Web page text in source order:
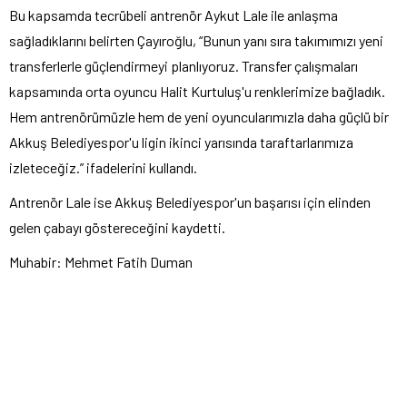
Bu kapsamda tecrübeli antrenör Aykut Lale ile anlaşma
sağladıklarını belirten Çayıroğlu, “Bunun yanı sıra takımımızı yeni
transferlerle güçlendirmeyi planlıyoruz. Transfer çalışmaları
kapsamında orta oyuncu Halit Kurtuluş'u renklerimize bağladık.
Hem antrenörümüzle hem de yeni oyuncularımızla daha güçlü bir
Akkuş Belediyespor'u ligin ikinci yarısında taraftarlarımıza
izleteceğiz.” ifadelerini kullandı.
Antrenör Lale ise Akkuş Belediyespor'un başarısı için elinden
gelen çabayı göstereceğini kaydetti.
Muhabir: Mehmet Fatih Duman